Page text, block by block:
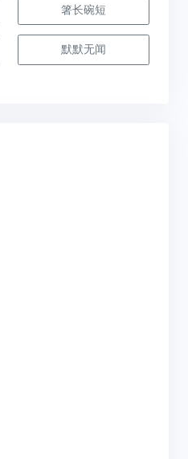
箸长碗短
默默无闻